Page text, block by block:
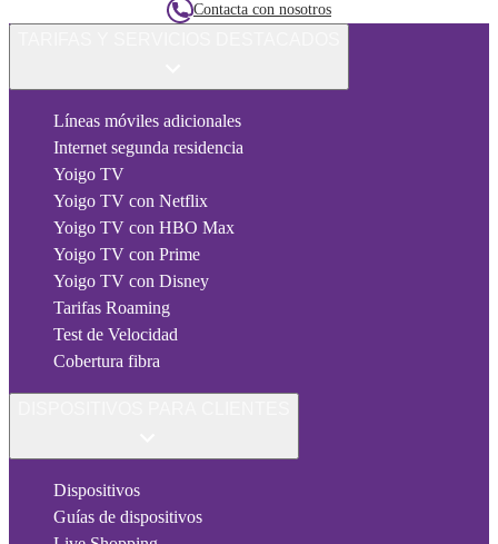
Contacta con nosotros
Líneas móviles adicionales
Internet segunda residencia
Yoigo TV
Yoigo TV con Netflix
Yoigo TV con HBO Max
Yoigo TV con Prime
Yoigo TV con Disney
Tarifas Roaming
Test de Velocidad
Cobertura fibra
Dispositivos
Guías de dispositivos